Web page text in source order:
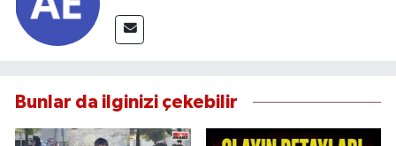
Bunlar da ilginizi çekebilir